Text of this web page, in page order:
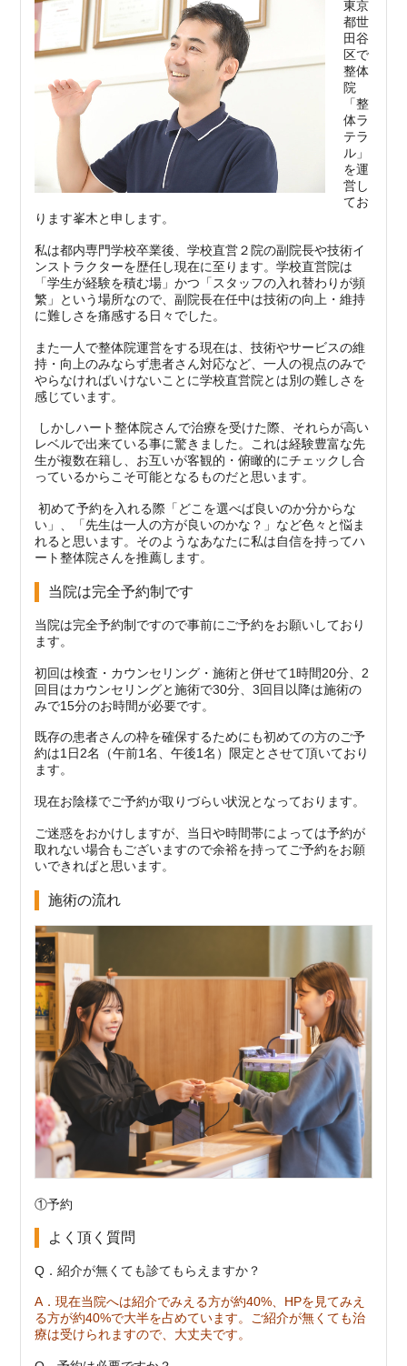
東京
都世
田谷
区で
整体
院
「整
体ラ
テラ
ル」
を運
営し
てお
ります峯木と申します。
私は都内専門学校卒業後、学校直営２院の副院長や技術イ
ンストラクターを歴任し現在に至ります。学校直営院は
「学生が経験を積む場」かつ「スタッフの入れ替わりが頻
繁」という場所なので、副院長在任中は技術の向上・維持
に難しさを痛感する日々でした。
また一人で整体院運営をする現在は、技術やサービスの維
持・向上のみならず患者さん対応など、一人の視点のみで
やらなければいけないことに学校直営院とは別の難しさを
感じています。
しかしハート整体院さんで治療を受けた際、それらが高い
レベルで出来ている事に驚きました。これは経験豊富な先
生が複数在籍し、お互いが客観的・俯瞰的にチェックし合
っているからこそ可能となるものだと思います。
初めて予約を入れる際「どこを選べば良いのか分からな
い」、「先生は一人の方が良いのかな？」など色々と悩ま
れると思います。そのようなあなたに私は自信を持ってハ
ート整体院さんを推薦します。
当院は完全予約制です
当院は完全予約制ですので事前にご予約をお願いしており
ます。
初回は検査・カウンセリング・施術と併せて1時間20分、2
回目はカウンセリングと施術で30分、3回目以降は施術の
みで15分のお時間が必要です。
既存の患者さんの枠を確保するためにも初めての方のご予
約は1日2名（午前1名、午後1名）限定とさせて頂いており
ます。
現在お陰様でご予約が取りづらい状況となっております。
ご迷惑をおかけしますが、当日や時間帯によっては予約が
取れない場合もございますので余裕を持ってご予約をお願
いできればと思います。
施術の流れ
①予約
よく頂く質問
Q．紹介が無くても診てもらえますか？
A．現在当院へは紹介でみえる方が約40%、HPを見てみえ
る方が約40%で大半を占めています。ご紹介が無くても治
療は受けられますので、大丈夫です。